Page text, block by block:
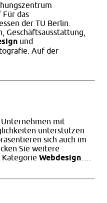
Für das
der TU Berlin.
Geschäftsausstattung,
und
Auf der
mit
unterstützen
sich auch im
Sie weitere
Webdesign